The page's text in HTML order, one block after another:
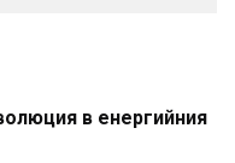
в енергийния